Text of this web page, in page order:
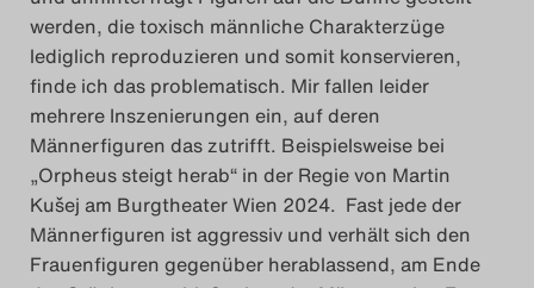
werden, die toxisch männliche Charakterzüge
lediglich reproduzieren und somit konservieren,
finde ich das problematisch. Mir fallen leider
mehrere Inszenierungen ein, auf deren
Männerfiguren das zutrifft. Beispielsweise bei
„Orpheus steigt herab“ in der Regie von Martin
Kušej am Burgtheater Wien 2024. Fast jede der
Männerfiguren ist aggressiv und verhält sich den
Frauenfiguren gegenüber herablassend, am Ende